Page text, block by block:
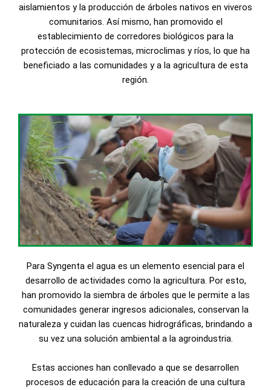
aislamientos y la producción de árboles nativos en viveros
comunitarios. Así mismo, han promovido el
establecimiento de corredores biológicos para la
protección de ecosistemas, microclimas y ríos, lo que ha
beneficiado a las comunidades y a la agricultura de esta
región.
Para Syngenta el agua es un elemento esencial para el
desarrollo de actividades como la agricultura. Por esto,
han promovido la siembra de árboles que le permite a las
comunidades generar ingresos adicionales, conservan la
naturaleza y cuidan las cuencas hidrográficas, brindando a
su vez una solución ambiental a la agroindustria.
Estas acciones han conllevado a que se desarrollen
procesos de educación para la creación de una cultura